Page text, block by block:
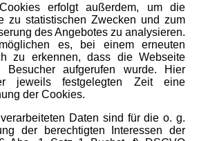
erfolgt außerdem, um die
zu statistischen Zwecken und zum
des Angebotes zu analysieren.
es, bei einem erneuten
zu erkennen, dass die Webseite
Besucher aufgerufen wurde. Hier
jeweils festgelegten Zeit eine
der Cookies.
Daten sind für die o. g.
der berechtigten Interessen der